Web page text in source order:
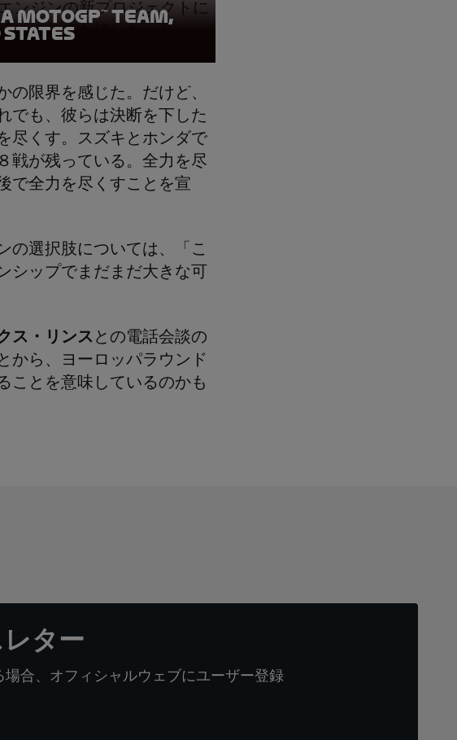
ンジンの新プロジェクトに
じ、とても嬉しかった。」
Team,
States
の限界を感じた。だけど、
でも、彼らは決断を下した
尽くす。スズキとホンダで
戦が残っている。全力を尽
で全力を尽くすことを宣
の選択肢については、「こ
ップでまだまだ大きな可
ス・リンス との電話会談の
から、ヨーロッパラウンド
ことを意味しているのかも
ター
合、オフィシャルウェブにユーザー登録